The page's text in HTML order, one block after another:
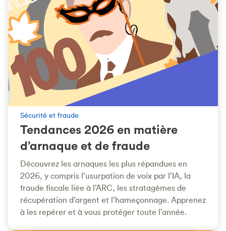
Sécurité et fraude
Tendances 2026 en matière
d’arnaque et de fraude
Découvrez les arnaques les plus répandues en
2026, y compris l’usurpation de voix par l’IA, la
fraude fiscale liée à l’ARC, les stratagèmes de
récupération d’argent et l’hameçonnage. Apprenez
à les repérer et à vous protéger toute l’année.